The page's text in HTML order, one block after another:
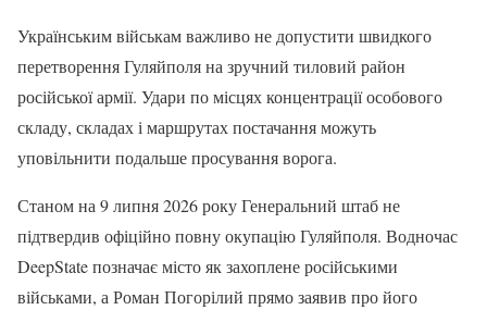
Українським військам важливо не допустити швидкого
перетворення Гуляйполя на зручний тиловий район
російської армії. Удари по місцях концентрації особового
складу, складах і маршрутах постачання можуть
уповільнити подальше просування ворога.
Станом на 9 липня 2026 року Генеральний штаб не
підтвердив офіційно повну окупацію Гуляйполя. Водночас
DeepState позначає місто як захоплене російськими
військами, а Роман Погорілий прямо заявив про його